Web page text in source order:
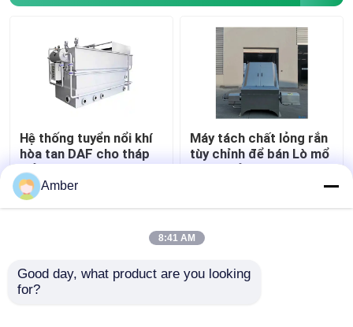
Hệ thống tuyển nổi khí
hòa tan DAF cho tháp
giải nhiệt nhà máy điện
xử lý nước thải xả đáy
2-150 m3/h
Giá tốt nhất
Máy tách chất lỏng rắn
tùy chỉnh để bán Lò mổ
nước thải
Giá tốt nhất
Amber
8:41 AM
Good day, what product are you looking
for?